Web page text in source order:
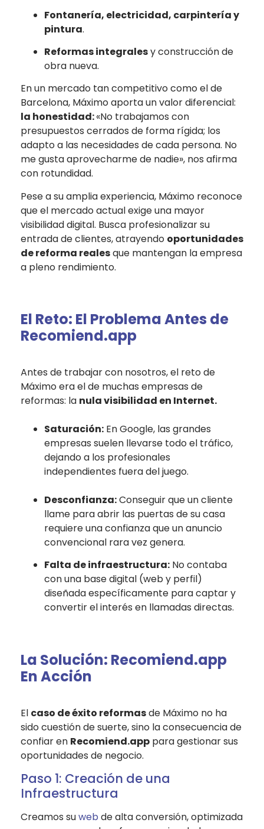
Fontanería, electricidad, carpintería y
pintura.
Reformas integralesy construcción de
obra nueva.
En un mercado tan competitivo como el de
Barcelona, Máximo aporta un valor diferencial:
la honestidad:«No trabajamos con
presupuestos cerrados de forma rígida; los
adapto a las necesidades de cada persona. No
me gusta aprovecharme de nadie», nos afirma
con rotundidad.
Pese a su amplia experiencia, Máximo reconoce
que el mercado actual exige una mayor
visibilidad digital. Busca profesionalizar su
entrada de clientes, atrayendo oportunidades
de reforma realesque mantengan la empresa
a pleno rendimiento.
El Reto: El Problema Antes de
Recomiend.app
Antes de trabajar con nosotros, el reto de
Máximo era el de muchas empresas de
reformas: la nula visibilidad en Internet.
Saturación: En Google, las grandes
empresas suelen llevarse todo el tráfico,
dejando a los profesionales
independientes fuera del juego.
Desconfianza:Conseguir que un cliente
llame para abrir las puertas de su casa
requiere una confianza que un anuncio
convencional rara vez genera.
Falta de infraestructura: No contaba
con una base digital (web y perfil)
diseñada específicamente para captar y
convertir el interés en llamadas directas.
La Solución: Recomiend.app
En Acción
El caso de éxito reformasde Máximo no ha
sido cuestión de suerte, sino la consecuencia de
confiar en Recomiend.app para gestionar sus
oportunidades de negocio.
Paso 1: Creación de una
Infraestructura
Creamos suweb de alta conversión, optimizada